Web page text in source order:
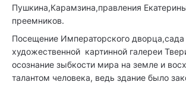
Пушкина,Карамзина,правления
преемников.
Посещение Императорского дворца,сада
художественной картинной галереи
осознание зыбкости мира на земле и
талантом человека, ведь здание было